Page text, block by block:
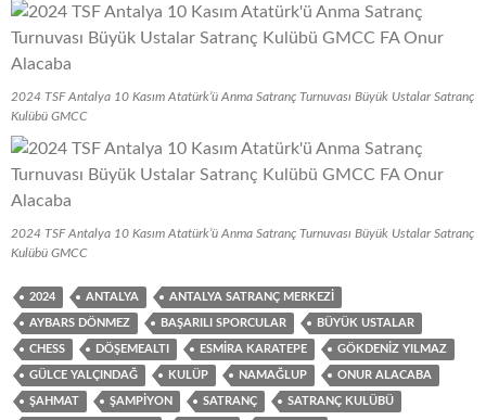
2024 TSF Antalya 10 Kasım Atatürk’ü Anma Satranç Turnuvası Büyük Ustalar Satranç
Kulübü GMCC
2024 TSF Antalya 10 Kasım Atatürk’ü Anma Satranç Turnuvası Büyük Ustalar Satranç
Kulübü GMCC
2024 ANTALYA ANTALYA SATRANÇ MERKEZI
AYBARS DÖNMEZ BAŞARILI SPORCULAR BÜYÜK USTALAR
CHESS DÖŞEMEALTI ESMIRA KARATEPE GÖKDENIZ YILMAZ
GÜLCE YALÇINDAĞ KULÜP NAMAĞLUP ONUR ALACABA
ŞAHMAT ŞAMPIYON SATRANÇ SATRANÇ KULÜBÜ